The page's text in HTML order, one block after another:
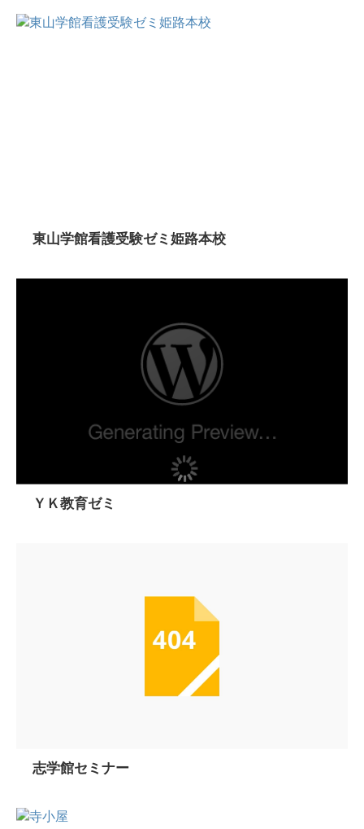
東山学館看護受験ゼミ姫路本校
ＹＫ教育ゼミ
志学館セミナー